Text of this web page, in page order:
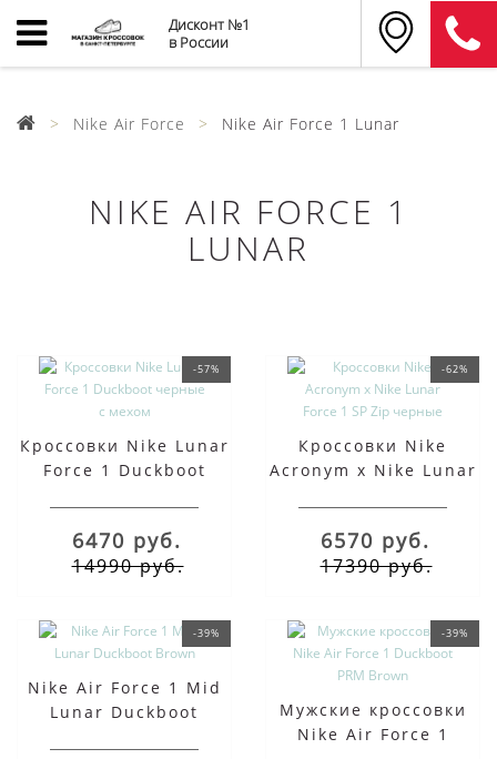
Дисконт №1
в России
Nike Air Force Nike Air Force 1 Lunar
NIKE AIR FORCE 1
LUNAR
-57%
Кроссовки Nike Lunar
Force 1 Duckboot
6470 руб.
14990 руб.
-62%
Кроссовки Nike
Acronym x Nike Lunar
6570 руб.
17390 руб.
-39%
Nike Air Force 1 Mid
Lunar Duckboot
-39%
Мужские кроссовки
Nike Air Force 1